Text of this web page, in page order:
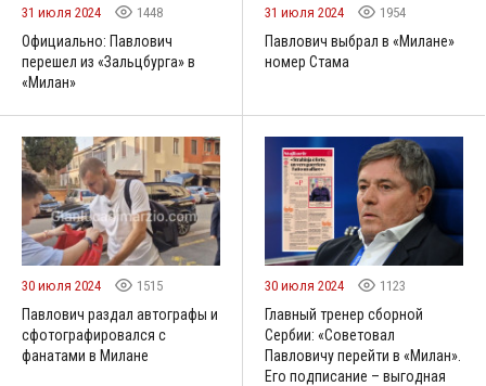
31 июля 2024 1448
Официально: Павлович
перешел из «Зальцбурга» в
«Милан»
31 июля 2024 1954
Павлович выбрал в «Милане»
номер Стама
30 июля 2024 1515
Павлович раздал автографы и
сфотографировался с
фанатами в Милане
30 июля 2024 1123
Главный тренер сборной
Сербии: «Советовал
Павловичу перейти в «Милан».
Его подписание – выгодная